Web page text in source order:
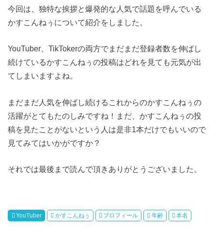
今回は、独特な挨拶と爆発的な人気で話題を呼んでいる
かすこんねぅについて紹介をしました。
YouTuber、TikTokerの両方でまだまだ登録者数を伸ばし
続けているかすこんねぅの投稿はどれを見ても元気が出
てしまいますよね。
まだまだ人気を伸ばし続けるこれからのかすこんねぅの
活躍がとてもたのしみですね！まだ、かすこんねぅの投
稿を見たことがないという人は是非1本だけでもいいので
見てみてはいかがですか？
それでは最後まで読んで頂きありがとうございました。
YouTuber かすこんねぅ プロフィール 年齢 本名